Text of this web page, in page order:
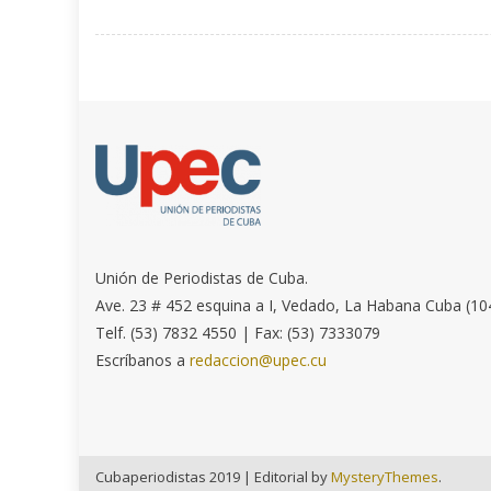
Unión de Periodistas de Cuba.
Ave. 23 # 452 esquina a I, Vedado, La Habana Cuba
Telf. (53) 7832 4550 | Fax: (53) 7333079
Escríbanos aredaccion@upec.cu
Cubaperiodistas 2019 | Editorial byMysteryThemes.